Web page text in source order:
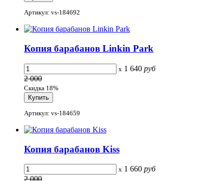
Артикул: vs-184692
Копия барабанов Linkin Park
x 1 640 руб
2 000
Скидка 18%
Артикул: vs-184659
Копия барабанов Kiss
x 1 660 руб
2 000